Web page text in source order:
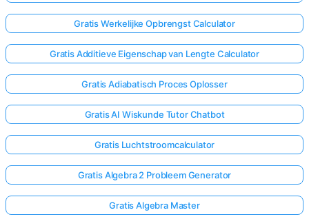
Gratis Werkelijke Opbrengst Calculator
Gratis Additieve Eigenschap van Lengte Calculator
Gratis Adiabatisch Proces Oplosser
Gratis AI Wiskunde Tutor Chatbot
Gratis Luchtstroomcalculator
Gratis Algebra 2 Probleem Generator
Gratis Algebra Master